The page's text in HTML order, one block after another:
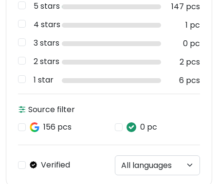
5 stars
147 pcs
4 stars
1 pc
3 stars
0 pc
2 stars
2 pcs
1 star
6 pcs
Source filter
156 pcs
0 pc
Verified